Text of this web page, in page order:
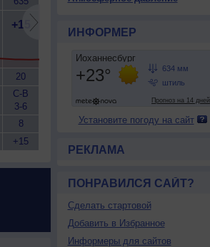
+15
20
С-В
3-6
8
+15
23
3-6
9
8
3-6
8
3-6
8
ИНФОРМЕР
Установите погоду на сайт
РЕКЛАМА
ПОНРАВИЛСЯ САЙТ?
Сделать стартовой
Добавить в Избранное
Информеры для сайтов